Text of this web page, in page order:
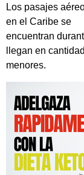
Los pasajes
en el Caribe se
encuentran
llegan en
menores.